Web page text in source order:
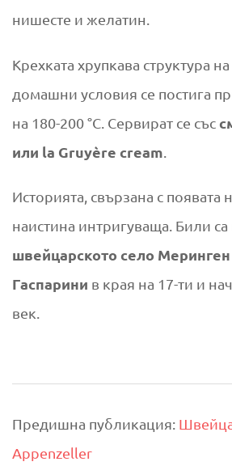
нишесте и желатин.
Крехката хрупкава структура
домашни условия се постига
на 180-200 °C. Сервират се със
или la Gruyère cream
Историята, свързана с появата
наистина интригуваща. Били
швейцарското село Меринген
Гаспарини в края на 17-ти и
век.
05-
16
Предишна публикация:
Appenzeller